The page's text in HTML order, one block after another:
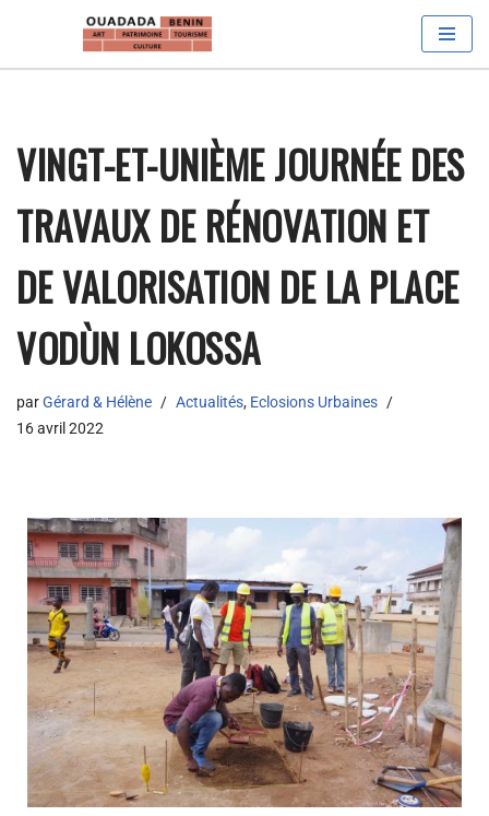
VINGT-ET-UNIÈME JOURNÉE DES
TRAVAUX DE RÉNOVATION ET
DE VALORISATION DE LA PLACE
VODÙN LOKOSSA
parGérard & Hélène Actualités, Eclosions Urbaines
16 avril 2022